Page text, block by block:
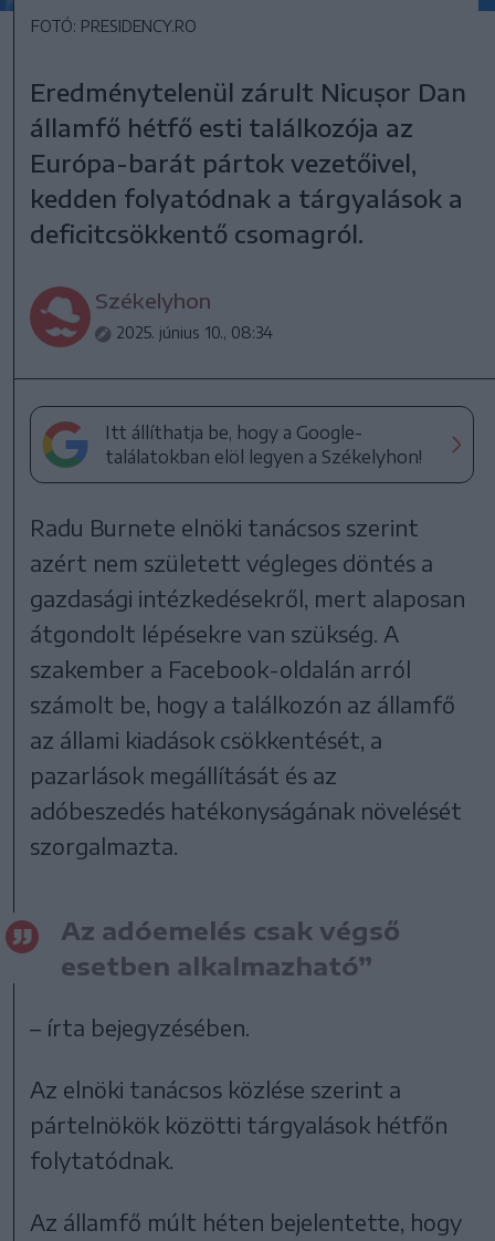
FOTÓ: PRESIDENCY.RO
Eredménytelenül zárult Nicușor Dan
államfő hétfő esti találkozója az
Európa-barát pártok vezetőivel,
kedden folyatódnak a tárgyalások a
deficitcsökkentő csomagról.
Székelyhon
2025. június 10., 08:34
Itt állíthatja be, hogy a Google-
találatokban elöl legyen a Székelyhon!
Radu Burnete elnöki tanácsos szerint
azért nem született végleges döntés a
gazdasági intézkedésekről, mert alaposan
átgondolt lépésekre van szükség. A
szakember a Facebook-oldalán arról
számolt be, hogy a találkozón az államfő
az állami kiadások csökkentését, a
pazarlások megállítását és az
adóbeszedés hatékonyságának növelését
szorgalmazta.
Az adóemelés csak végső
esetben alkalmazható”
– írta bejegyzésében.
Az elnöki tanácsos közlése szerint a
pártelnökök közötti tárgyalások hétfőn
folytatódnak.
Az államfő múlt héten bejelentette, hogy